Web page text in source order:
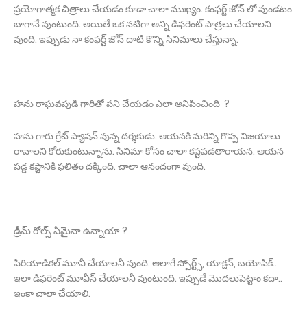
ప్రయోగాత్మక చిత్రాలు చేయడం కూడా చాలా ముఖ్యం. కంఫర్ట్ జోన్ లో వుండటం
బాగానే వుంటుంది. అయితే ఒక నటిగా అన్ని డిఫరెంట్ పాత్రలు చేయాలని
వుంది. ఇప్పుడు నా కంఫర్ట్ జోన్ దాటి కొన్ని సినిమాలు చేస్తున్నా.
హను రాఘవపుడి గారితో పని చేయడం ఎలా అనిపించింది ?
హను గారు గ్రేట్ ప్యాషన్ వున్న దర్శకుడు. ఆయనకి మరిన్ని గొప్ప విజయాలు
రావాలని కోరుకుంటున్నాను. సినిమా కోసం చాలా కష్టపడతారాయన. ఆయన
పడ్డ కష్టానికి ఫలితం దక్కింది. చాలా ఆనందంగా వుంది.
డ్రీమ్ రోల్స్ ఏమైనా ఉన్నాయా ?
పిరియాడికల్ మూవీ చేయాలనీ వుంది. అలాగే స్పోర్ట్స్, యాక్షన్, బయోపిక్..
ఇలా డిఫరెంట్ మూవీస్ చేయాలనీ వుంటుంది. ఇప్పుడే మొదలుపెట్టాం కదా..
ఇంకా చాలా చేయాలి.